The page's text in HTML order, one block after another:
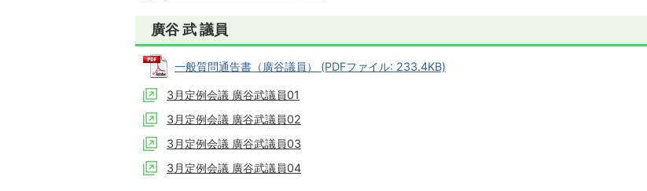
廣谷 武 議員
一般質問通告書（廣谷議員） (PDFファイル: 233.4KB)
3月定例会議 廣谷武議員01
3月定例会議 廣谷武議員02
3月定例会議 廣谷武議員03
3月定例会議 廣谷武議員04